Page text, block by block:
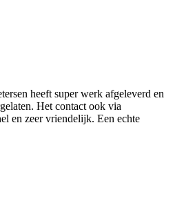
heeft super werk afgeleverd en
Het contact ook via
en zeer vriendelijk. Een echte